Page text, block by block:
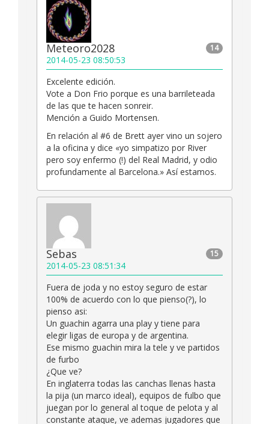
14
Meteoro2028
2014-05-23 08:50:53
Excelente edición.
Vote a Don Frio porque es una barrileteada
de las que te hacen sonreir.
Mención a Guido Mortensen.
En relación al #6 de Brett ayer vino un sojero
a la oficina y dice «yo simpatizo por River
pero soy enfermo (!) del Real Madrid, y odio
profundamente al Barcelona.» Así estamos.
15
Sebas
2014-05-23 08:51:34
Fuera de joda y no estoy seguro de estar
100% de acuerdo con lo que pienso(?), lo
pienso asi:
Un guachin agarra una play y tiene para
elegir ligas de europa y de argentina.
Ese mismo guachin mira la tele y ve partidos
de furbo
¿Que ve?
En inglaterra todas las canchas llenas hasta
la pija (un marco ideal), equipos de fulbo que
juegan por lo general al toque de pelota y al
constante ataque, ve ademas jugadores que